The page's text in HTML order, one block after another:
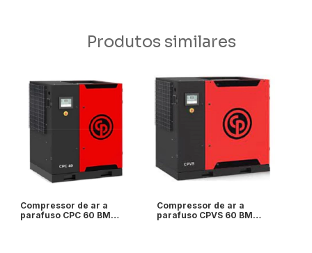
Produtos similares
Compressor de ar a
parafuso CPC 60 BM
Compressor de ar a
parafuso CPVS 60 BM